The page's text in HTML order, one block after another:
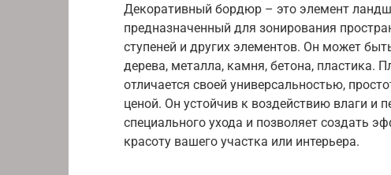
Декоративный бордюр – это элемент
предназначенный для зонирования
ступеней и других элементов. Он может
дерева, металла, камня, бетона, пластика.
отличается своей универсальностью,
ценой. Он устойчив к воздействию влаги и
специального ухода и позволяет создать
красоту вашего участка или интерьера.